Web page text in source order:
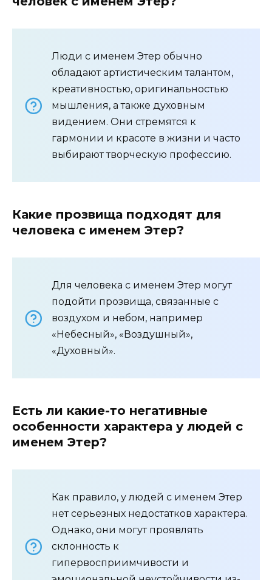
Люди с именем Этер обычно
обладают артистическим талантом,
креативностью, оригинальностью
мышления, а также духовным
видением. Они стремятся к
гармонии и красоте в жизни и часто
выбирают творческую профессию.
Какие прозвища подходят для
человека с именем Этер?
Для человека с именем Этер могут
подойти прозвища, связанные с
воздухом и небом, например
«Небесный», «Воздушный»,
«Духовный».
Есть ли какие-то негативные
особенности характера у людей с
именем Этер?
Как правило, у людей с именем Этер
нет серьезных недостатков характера.
Однако, они могут проявлять
склонность к
гипервосприимчивости и